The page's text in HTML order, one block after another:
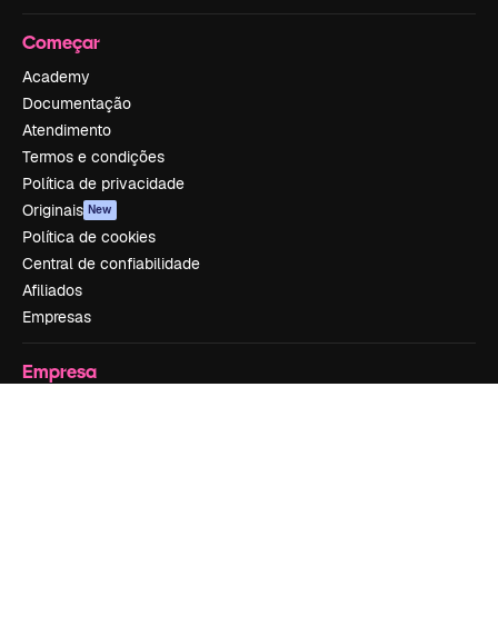
Começar
Academy
Documentação
Atendimento
Termos e condições
Política de privacidade
Originais New
Política de cookies
Central de confiabilidade
Afiliados
Empresas
Empresa